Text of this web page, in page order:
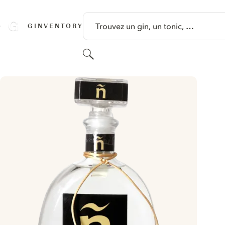
GINVENTORY Trouvez un gin, un tonic, …
Rechercher